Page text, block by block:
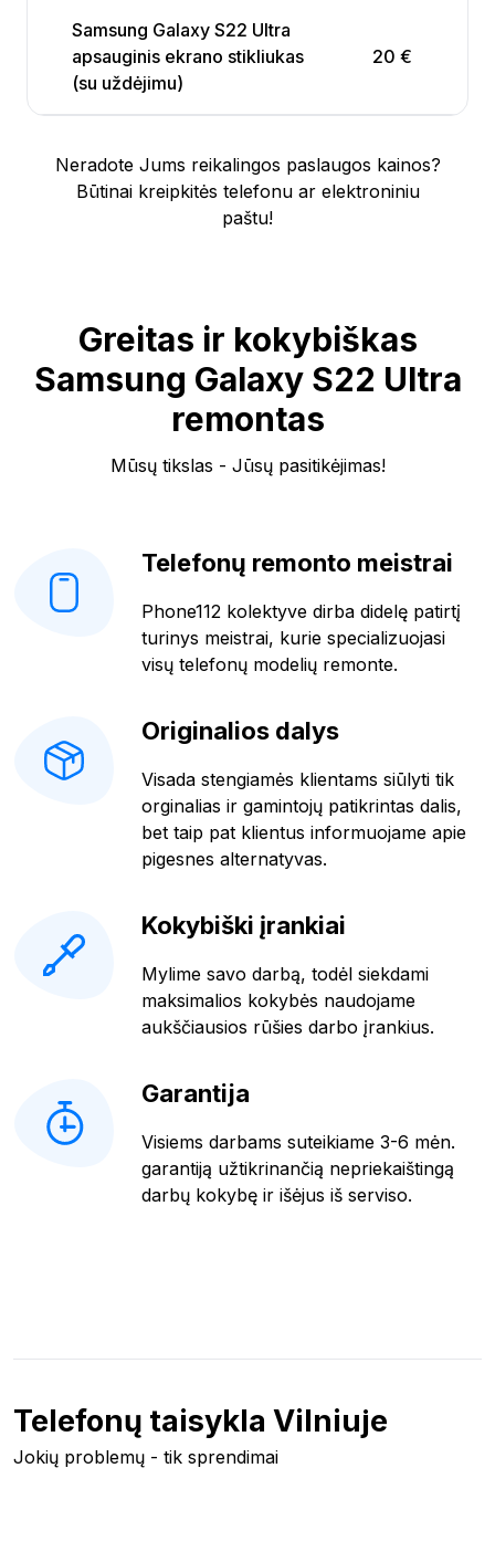
Samsung Galaxy S22 Ultra
apsauginis ekrano stikliukas
(su uždėjimu)
20 €
Neradote Jums reikalingos paslaugos kainos?
Būtinai kreipkitės telefonu ar elektroniniu
paštu!
Greitas ir kokybiškas
Samsung Galaxy S22 Ultra
remontas
Mūsų tikslas - Jūsų pasitikėjimas!
Telefonų remonto meistrai
Phone112 kolektyve dirba didelę patirtį
turinys meistrai, kurie specializuojasi
visų telefonų modelių remonte.
Originalios dalys
Visada stengiamės klientams siūlyti tik
orginalias ir gamintojų patikrintas dalis,
bet taip pat klientus informuojame apie
pigesnes alternatyvas.
Kokybiški įrankiai
Mylime savo darbą, todėl siekdami
maksimalios kokybės naudojame
aukščiausios rūšies darbo įrankius.
Garantija
Visiems darbams suteikiame 3-6 mėn.
garantiją užtikrinančią nepriekaištingą
darbų kokybę ir išėjus iš serviso.
Telefonų taisykla Vilniuje
Jokių problemų - tik sprendimai